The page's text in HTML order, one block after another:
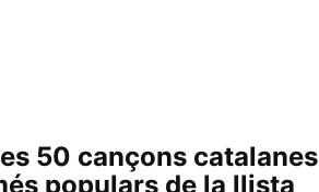
50 cançons catalanes
populars de la llista